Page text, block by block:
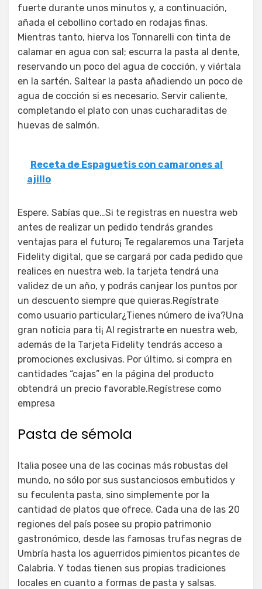
fuerte durante unos minutos y, a continuación,
añada el cebollino cortado en rodajas finas.
Mientras tanto, hierva los Tonnarelli con tinta de
calamar en agua con sal; escurra la pasta al dente,
reservando un poco del agua de cocción, y viértala
en la sartén. Saltear la pasta añadiendo un poco de
agua de cocción si es necesario. Servir caliente,
completando el plato con unas cucharaditas de
huevas de salmón.
Receta de Espaguetis con camarones al
ajillo
Espere. Sabías que…Si te registras en nuestra web
antes de realizar un pedido tendrás grandes
ventajas para el futuro¡ Te regalaremos una Tarjeta
Fidelity digital, que se cargará por cada pedido que
realices en nuestra web, la tarjeta tendrá una
validez de un año, y podrás canjear los puntos por
un descuento siempre que quieras.Regístrate
como usuario particular¿Tienes número de iva?Una
gran noticia para ti¡ Al registrarte en nuestra web,
además de la Tarjeta Fidelity tendrás acceso a
promociones exclusivas. Por último, si compra en
cantidades “cajas” en la página del producto
obtendrá un precio favorable.Regístrese como
empresa
Pasta de sémola
Italia posee una de las cocinas más robustas del
mundo, no sólo por sus sustanciosos embutidos y
su feculenta pasta, sino simplemente por la
cantidad de platos que ofrece. Cada una de las 20
regiones del país posee su propio patrimonio
gastronómico, desde las famosas trufas negras de
Umbría hasta los aguerridos pimientos picantes de
Calabria. Y todas tienen sus propias tradiciones
locales en cuanto a formas de pasta y salsas.